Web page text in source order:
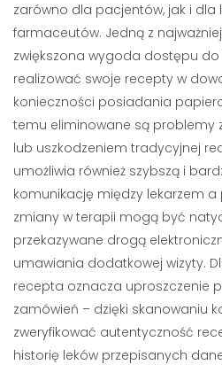
zarówno dla pacjentów, jak i dla
farmaceutów. Jedną z
zwiększona wygoda dostępu
realizować swoje recepty w
konieczności posiadania
temu eliminowane są problemy
lub uszkodzeniem tradycyjnej
umożliwia również szybszą i
komunikację między lekarzem a
zmiany w terapii mogą być
przekazywane drogą
umawiania dodatkowej wizyty.
recepta oznacza uproszczenie
zamówień – dzięki skanowaniu
zweryfikować autentyczność
historię leków przepisanych